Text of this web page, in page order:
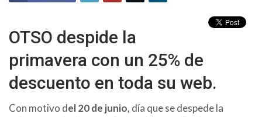
OTSO despide la
primavera con un 25% de
descuento en toda su web.
Con motivo del 20 de junio, día que se despede la